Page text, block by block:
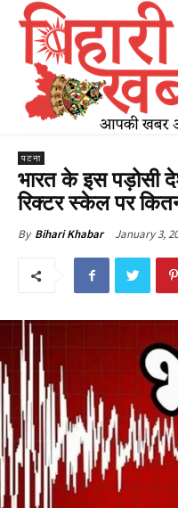
पटना
भारत के इस पड़ोसी
रिक्टर स्केल पर
By Bihari Khabar January 3,